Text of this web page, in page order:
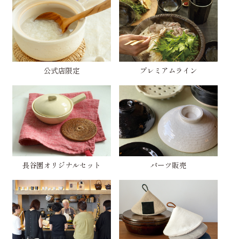
公式店限定 プレミアムライン
長谷園オリジナルセット パーツ販売